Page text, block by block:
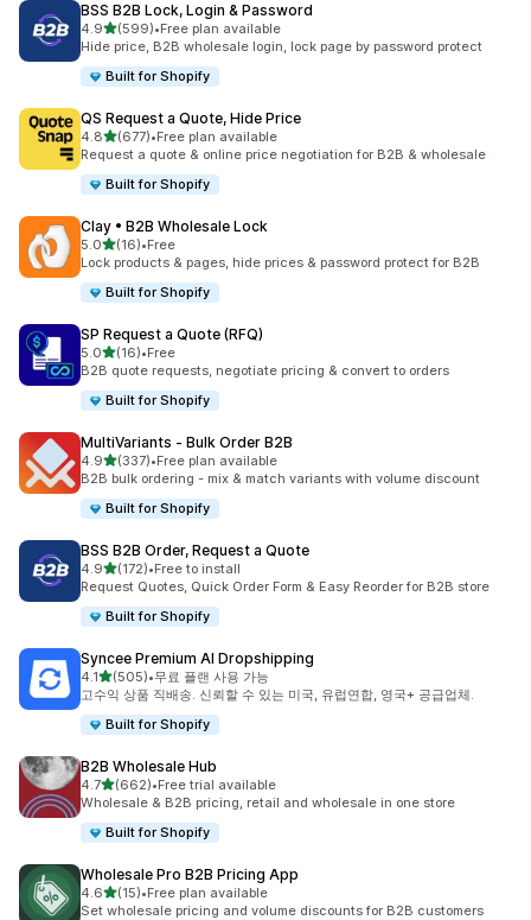
BSS B2B Lock, Login & Password
4.9별 5개 중
(599)
총 리뷰 599개
•Free plan available
Hide price, B2B wholesale login, lock page by password protect
Built for Shopify
QS Request a Quote, Hide Price
4.8별 5개 중
(677)
총 리뷰 677개
•Free plan available
Request a quote & online price negotiation for B2B & wholesale
Built for Shopify
Clay • B2B Wholesale Lock
5.0별 5개 중
(16)
총 리뷰 16개
•Free
Lock products & pages, hide prices & password protect for B2B
Built for Shopify
SP Request a Quote (RFQ)
5.0별 5개 중
(16)
총 리뷰 16개
•Free
B2B quote requests, negotiate pricing & convert to orders
Built for Shopify
MultiVariants ‑ Bulk Order B2B
4.9별 5개 중
(337)
총 리뷰 337개
•Free plan available
B2B bulk ordering - mix & match variants with volume discount
Built for Shopify
BSS B2B Order, Request a Quote
4.9별 5개 중
(172)
총 리뷰 172개
•Free to install
Request Quotes, Quick Order Form & Easy Reorder for B2B store
Built for Shopify
Syncee Premium AI Dropshipping
4.1별 5개 중
(505)
총 리뷰 505개
•무료 플랜 사용 가능
고수익 상품 직배송. 신뢰할 수 있는 미국, 유럽연합, 영국+ 공급업체.
Built for Shopify
B2B Wholesale Hub
4.7별 5개 중
(662)
총 리뷰 662개
•Free trial available
Wholesale & B2B pricing, retail and wholesale in one store
Built for Shopify
Wholesale Pro B2B Pricing App
4.6별 5개 중
(15)
총 리뷰 15개
•Free plan available
Set wholesale pricing and volume discounts for B2B customers